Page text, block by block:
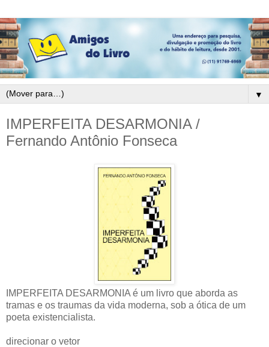
▼
IMPERFEITA DESARMONIA /
Fernando Antônio Fonseca
IMPERFEITA DESARMONIA é um livro que aborda as
tramas e os traumas da vida moderna, sob a ótica de um
poeta existencialista.
direcionar o vetor